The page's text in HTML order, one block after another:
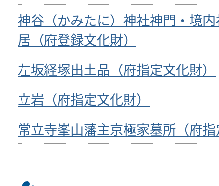
神谷（かみたに）神社神門・境
居（府登録文化財）
左坂経塚出土品（府指定文化財）
立岩（府指定文化財）
常立寺峯山藩主京極家墓所（府